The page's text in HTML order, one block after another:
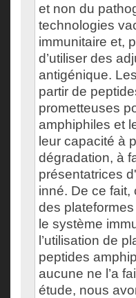
et non du
technologies
immunitaire et,
d’utiliser des
antigénique.
partir de
prometteuses
amphiphiles et
leur capacité à
dégradation, à
présentatrices
inné. De ce
des
le système
l’utilisation de
peptides
aucune ne l’a
étude, nous